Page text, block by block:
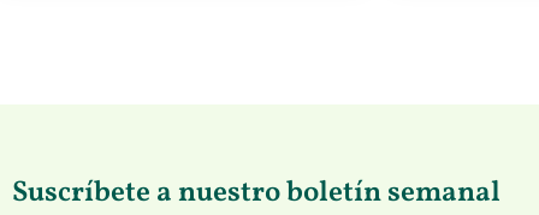
Suscríbete a nuestro boletín semanal